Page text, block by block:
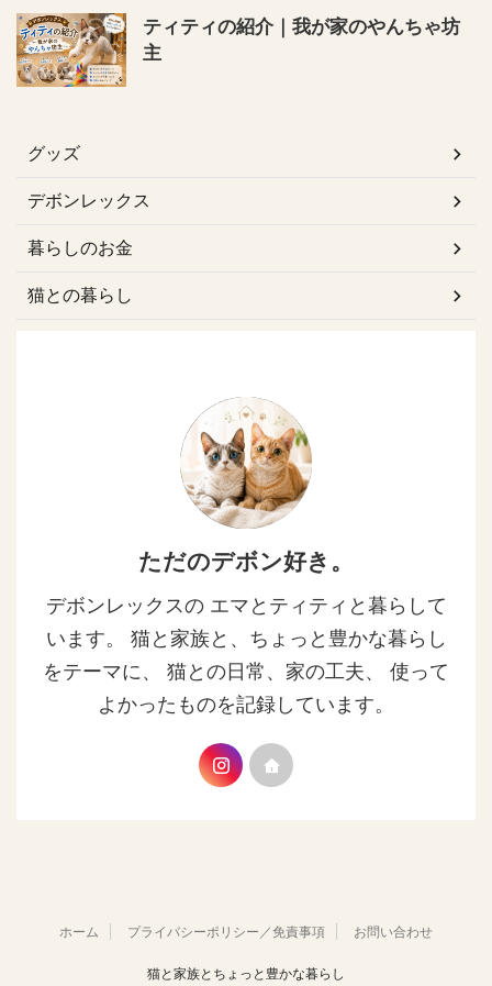
ティティの紹介｜我が家のやんちゃ坊
主
グッズ
デボンレックス
暮らしのお金
猫との暮らし
ただのデボン好き。
デボンレックスの エマとティティと暮らして
います。 猫と家族と、ちょっと豊かな暮らし
をテーマに、 猫との日常、家の工夫、 使って
よかったものを記録しています。
ホーム プライバシーポリシー／免責事項 お問い合わせ
猫と家族とちょっと豊かな暮らし